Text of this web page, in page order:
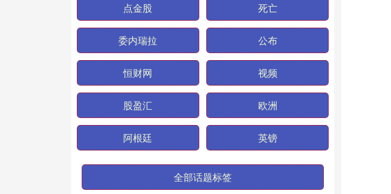
点金股 死亡
委内瑞拉 公布
恒财网 视频
股盈汇 欧洲
阿根廷 英镑
全部话题标签